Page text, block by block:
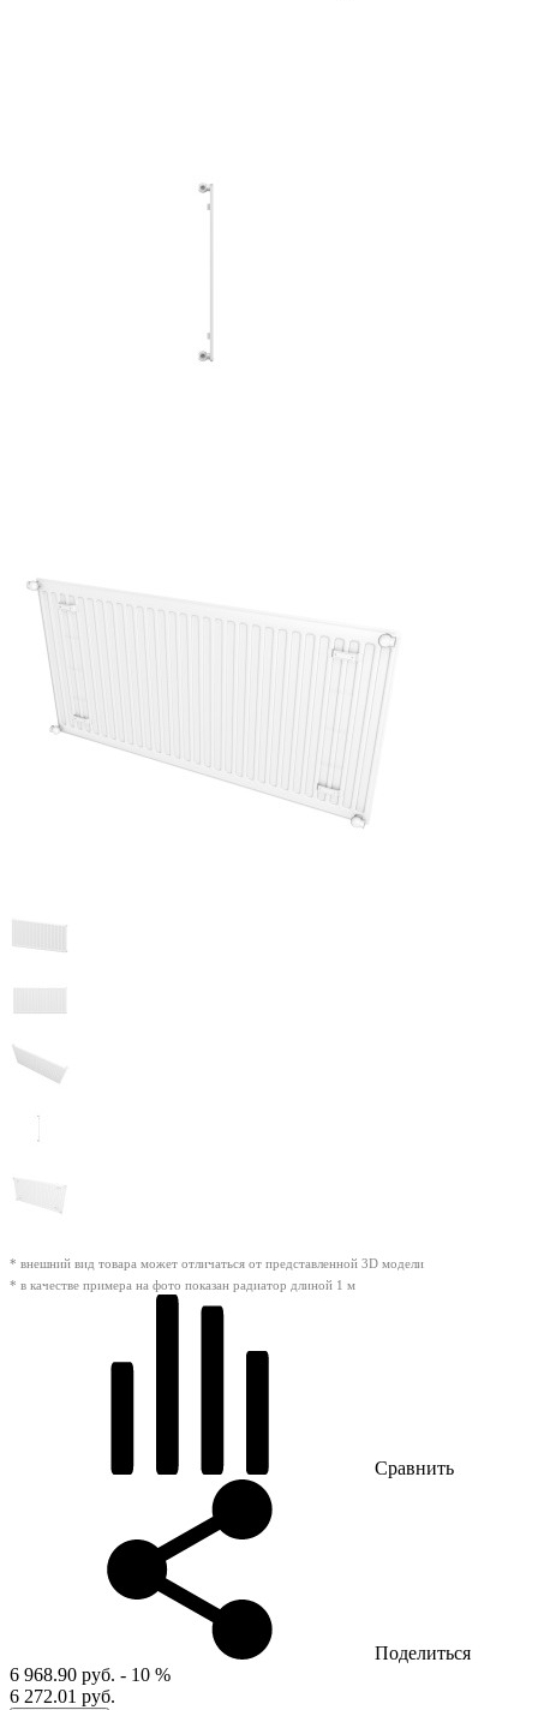
* внешний вид товара может отличаться от представленной 3D модели
* в качестве примера на фото показан радиатор длиной 1 м
Сравнить
Поделиться
6 968.90 руб. - 10 %
6 272.01 руб.